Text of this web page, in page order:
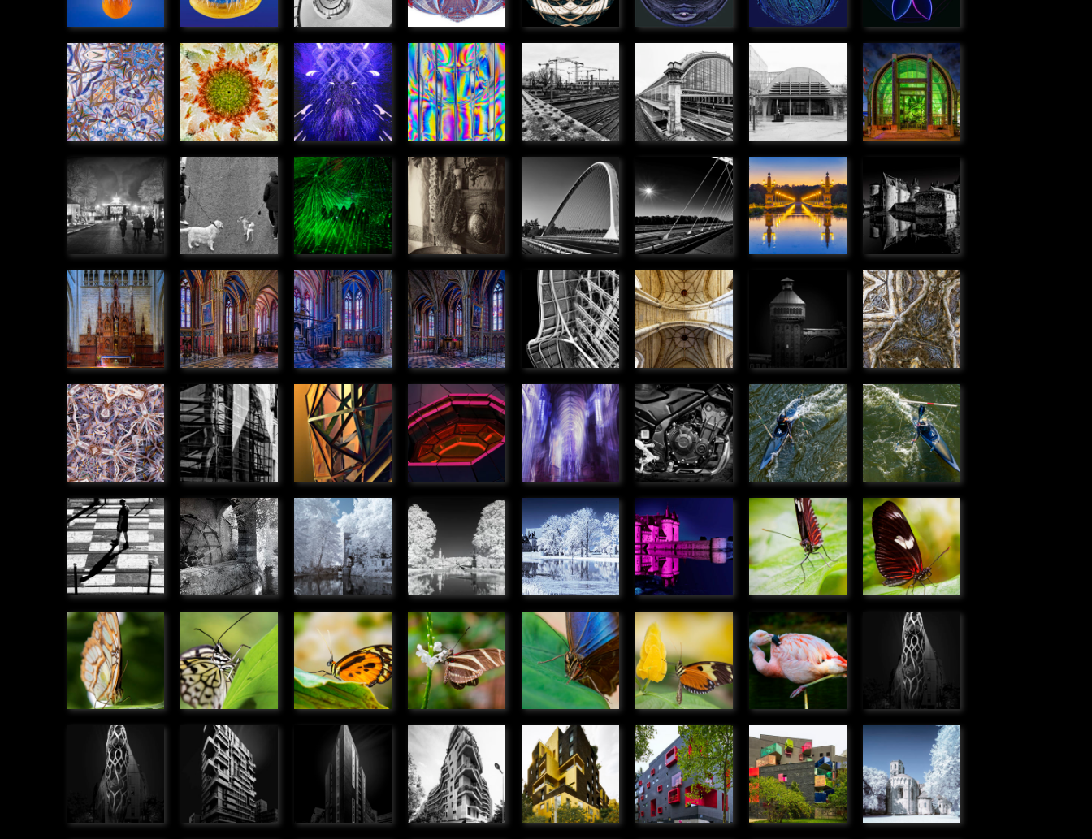
Kaléidoscope
» Graphique
Rotation
végétale
» Graphique
Monstre de
lumière
» Graphique
Couteaux
polarisés
» Graphique
Monde
d'acier
» Urbain
Gare St
Jean,
Bordeaux
» Urbain
Halle Boca,
Bordeaux
» Urbain
La serre,
Jardin des
plantes
» Urbain
Manége de
noël
» Humanité
Rencontre
» Humanité
Rayon vert
» Humanité
Ancien
temps
» Objets
Pont de
l'Europe,
Orléans
» Urbain
l'Europe,
Orléans
» Urbain
Pont canal
de Briare
» Urbain
Château de
Sully-sur-
Loire
» Urbain
Retable de
la
Cathédrale,
Orléans
» Urbain
Chapelles
dans la
Cathédrale
» Urbain
Chapelles
dans la
Cathédrale
» Urbain
Chapelles
dans la
Cathédrale
» Urbain
Gare
d'Orléans
» Urbain
Voute de la
Cathédrale,
Orléans
» Urbain
Tour
élévatrice,
Corbeil
» Urbain
Kaléidoscope
» Graphique
Kaléidoscope
» Graphique
Echafaudage
» Graphique
Exosquelette
» Graphique
Volcan
métallique
» Graphique
Coeur de
lumière
» Graphique
Honda
Hornet
» Objets
Passer
dans la
porte
» Humanité
Passer
dans la
porte
» Humanité
Pion
» Humanité
Le moulin
des
Béchets
» Panoramique
Le moulin
des
Béchets
» Panoramique
Pont-Canal
de Briare
» Panoramique
Château de
Sully-sur-
Loire
» Panoramique
Château de
Sully-sur-
Loire
» Panoramique
Heliconius
doris
» Microcosmos
Heliconius
doris
» Microcosmos
Siproeta
stelenes
» Microcosmos
Idea
leuconoe
» Microcosmos
Hypothyris
ninonia
» Microcosmos
Heliconius
charithonias
» Microcosmos
Caligo
eurilochus
» Microcosmos
Danaus
chrysippus
» Microcosmos
Flamant
rose du
Chili
» Faune
Immeuble
rue de
Meudon,
Boulogne
Billancourt
» Urbain
Immeuble
rue de
Meudon,
Boulogne
Billancourt
» Urbain
Immeuble
rue Beck,
Bordeaux
» Urbain
Immeuble
promenade
des Forges,
Bordeaux
» Urbain
Immeuble
Av Emile
Zola,
Boulogne
Billancourt
» Urbain
Immeuble
rue M.
Bontemps,
Boulogne
Billancourt
» Urbain
Immeuble
Av Emile
Zola,
Boulogne
Billancourt
» Urbain
Immeuble
allée R.
Doisneau,
Boulogne
Billancourt
» Urbain
Abbaye de
La Sauve-
Majeure
» Urbain